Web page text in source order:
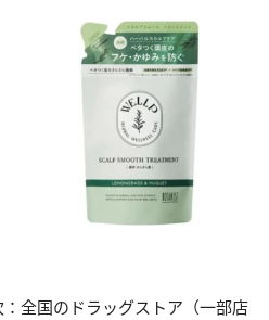
全国のドラッグストア（一部店